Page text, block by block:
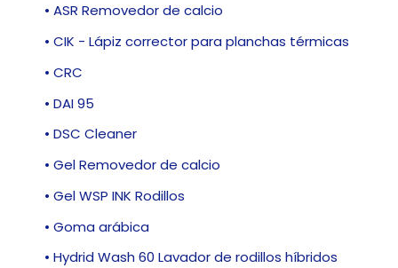
• ASR Removedor de calcio
• CIK - Lápiz corrector para planchas térmicas
• CRC
• DAI 95
• DSC Cleaner
• Gel Removedor de calcio
• Gel WSP INK Rodillos
• Goma arábica
• Hydrid Wash 60 Lavador de rodillos híbridos